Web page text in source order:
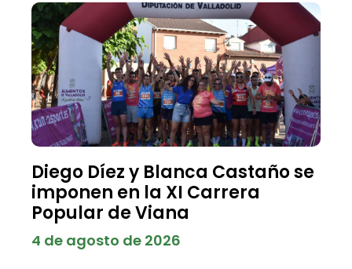
Diego Díez y Blanca Castaño se
imponen en la XI Carrera
Popular de Viana
4 de agosto de 2026